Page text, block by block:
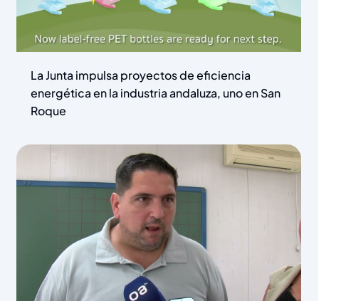
La Junta impulsa proyectos de eficiencia
energética en la industria andaluza, uno en San
Roque